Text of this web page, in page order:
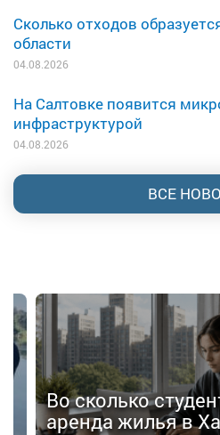
Сколько отходов
области
04.08.2026
На Салтовке появится
инфраструктурой
04.08.2026
ВСЕ
Во сколько
аренда жилья в